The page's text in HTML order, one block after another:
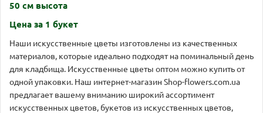
50 см высота
Цена за 1 букет
Наши искусственные цветы изготовлены из качественных
материалов, которые идеально подходят на поминальный день
для кладбища. Искусственные цветы оптом можно купить от
одной упаковки. Наш интернет-магазин Shop-flowers.com.ua
предлагает вашему вниманию широкий ассортимент
искусственных цветов, букетов из искусственных цветов,